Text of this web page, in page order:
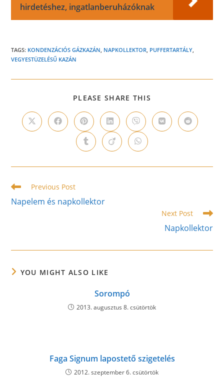
hirdetéshez, ingatlanberuházóknak
TAGS: KONDENZÁCIÓS GÁZKAZÁN, NAPKOLLEKTOR, PUFFERTARTÁLY,
VEGYESTÜZELÉSŰ KAZÁN
PLEASE SHARE THIS
CONTENT
Opens
in
Opens
in
window
Opens
in
a
new
window
Opens
in
a
new
window
Opens
in
a
new
window
Opens
in
Opens
in
Opens
in
new
Opens
in
new
Opens
in
new
Read
articles
Previous Post
Napelem és napkollektor
Next Post
Napkollektor
YOU MIGHT ALSO LIKE
Sorompó
2013. augusztus 8. csütörtök
Faga Signum lapostető szigetelés
2012. szeptember 6. csütörtök